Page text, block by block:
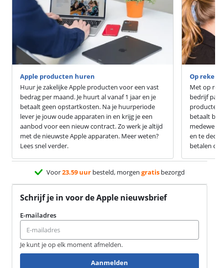
Apple producten huren
Huur je zakelijke Apple producten voor een vast
bedrag per maand. Je huurt al vanaf 1 jaar en je
betaalt geen opstartkosten. Na je huurperiode
lever je jouw oude apparaten in en krijg je een
aanbod voor een nieuw contract. Zo werk je altijd
met de nieuwste Apple apparaten. Meer weten?
Lees snel verder.
Op
Met op
bedrijf
betaalt
en te
betalen
Voor23.59 uurbesteld, morgen gratisbezorgd
Schrijf je in voor de Apple nieuwsbrief
E-mailadres
Je kunt je op elk moment afmelden.
Aanmelden